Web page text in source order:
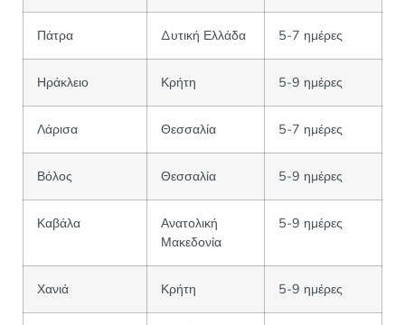
Πάτρα Δυτική Ελλάδα 5-7 ημέρες
Ηράκλειο Κρήτη 5-9 ημέρες
Λάρισα Θεσσαλία 5-7 ημέρες
Βόλος Θεσσαλία 5-9 ημέρες
Καβάλα
Ανατολική
Μακεδονία
5-9 ημέρες
Χανιά Κρήτη 5-9 ημέρες